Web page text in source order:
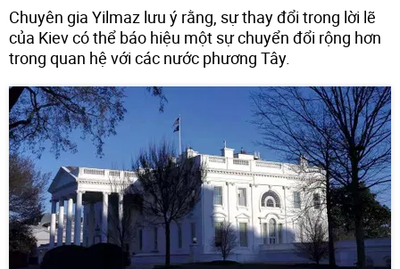
Chuyên gia Yilmaz lưu ý rằng, sự thay đổi trong lời lẽ
của Kiev có thể báo hiệu một sự chuyển đổi rộng hơn
trong quan hệ với các nước phương Tây.